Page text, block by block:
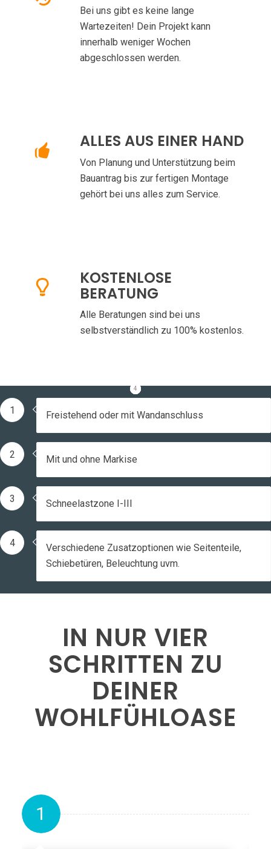
Bei uns gibt es keine lange
Wartezeiten! Dein Projekt kann
innerhalb weniger Wochen
abgeschlossen werden.
ALLES AUS EINER HAND
Von Planung und Unterstützung beim
Bauantrag bis zur fertigen Montage
gehört bei uns alles zum Service.
KOSTENLOSE
BERATUNG
Alle Beratungen sind bei uns
selbstverständlich zu 100% kostenlos.
1
2
3
4
1 Freistehend oder mit Wandanschluss
2 Mit und ohne Markise
3 Schneelastzone I-III
4
Verschiedene Zusatzoptionen wie Seitenteile,
Schiebetüren, Beleuchtung uvm.
IN NUR VIER
SCHRITTEN ZU
DEINER
WOHLFÜHL­OASE
1